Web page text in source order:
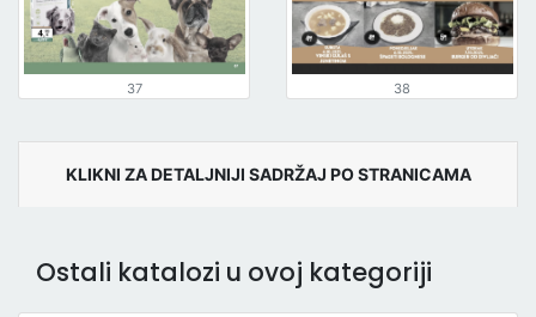
37 38
KLIKNI ZA DETALJNIJI SADRŽAJ PO STRANICAMA
Ostali katalozi u ovoj kategoriji